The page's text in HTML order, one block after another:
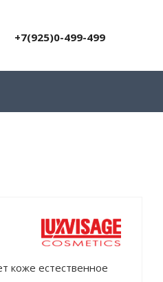
+7(925)0-499-499
коже естественное